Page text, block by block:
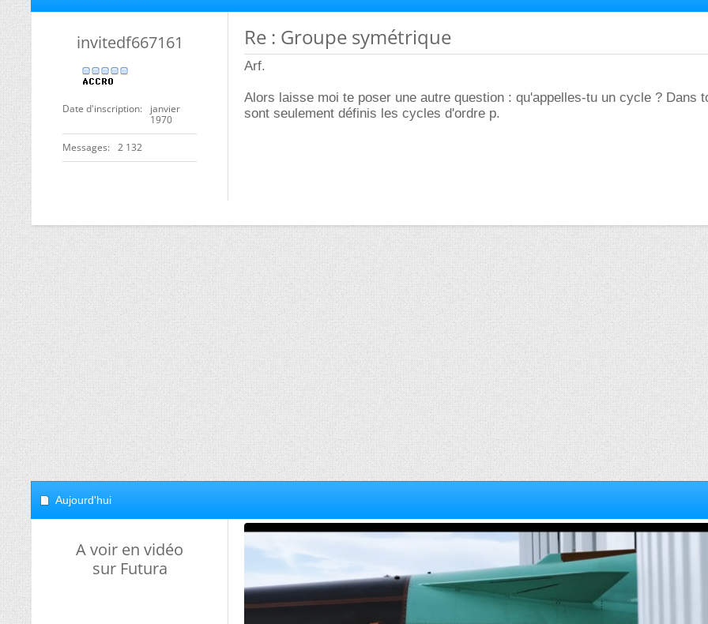
invitedf667161
Date d'inscription
janvier
1970
Messages 2 132
Re : Groupe symétrique
Arf.
Alors laisse moi te poser une autre question : qu'appelles-tu un cycle ? Dans
sont seulement définis les cycles d'ordre p.
Aujourd'hui
A voir en vidéo
sur Futura